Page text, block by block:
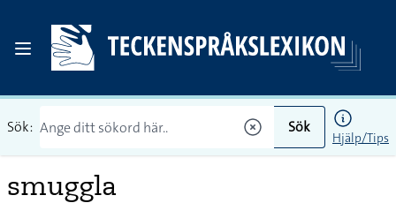
Sök: Sök
Hjälp/Tips
smuggla